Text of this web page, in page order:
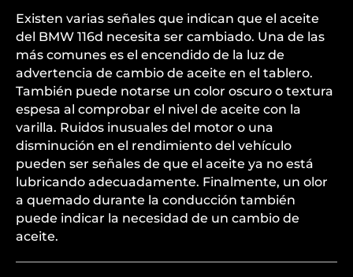
Existen varias señales que indican que el aceite
del BMW 116d necesita ser cambiado. Una de las
más comunes es el encendido de la luz de
advertencia de cambio de aceite en el tablero.
También puede notarse un color oscuro o textura
espesa al comprobar el nivel de aceite con la
varilla. Ruidos inusuales del motor o una
disminución en el rendimiento del vehículo
pueden ser señales de que el aceite ya no está
lubricando adecuadamente. Finalmente, un olor
a quemado durante la conducción también
puede indicar la necesidad de un cambio de
aceite.